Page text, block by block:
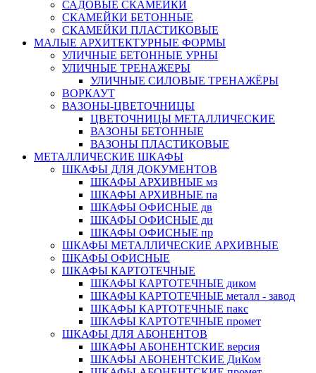
САДОВЫЕ СКАМЕЙКИ
СКАМЕЙКИ БЕТОННЫЕ
СКАМЕЙКИ ПЛАСТИКОВЫЕ
МАЛЫЕ АРХИТЕКТУРНЫЕ ФОРМЫ
УЛИЧНЫЕ БЕТОННЫЕ УРНЫ
УЛИЧНЫЕ ТРЕНАЖЕРЫ
УЛИЧНЫЕ СИЛОВЫЕ ТРЕНАЖЁРЫ
ВОРКАУТ
ВАЗОНЫ-ЦВЕТОЧНИЦЫ
ЦВЕТОЧНИЦЫ МЕТАЛЛИЧЕСКИЕ
ВАЗОНЫ БЕТОННЫЕ
ВАЗОНЫ ПЛАСТИКОВЫЕ
МЕТАЛЛИЧЕСКИЕ ШКАФЫ
ШКАФЫ ДЛЯ ДОКУМЕНТОВ
ШКАФЫ АРХИВНЫЕ мз
ШКАФЫ АРХИВНЫЕ па
ШКАФЫ ОФИСНЫЕ дв
ШКАФЫ ОФИСНЫЕ ди
ШКАФЫ ОФИСНЫЕ пр
ШКАФЫ МЕТАЛЛИЧЕСКИЕ АРХИВНЫЕ
ШКАФЫ ОФИСНЫЕ
ШКАФЫ КАРТОТЕЧНЫЕ
ШКАФЫ КАРТОТЕЧНЫЕ диком
ШКАФЫ КАРТОТЕЧНЫЕ металл - завод
ШКАФЫ КАРТОТЕЧНЫЕ пакс
ШКАФЫ КАРТОТЕЧНЫЕ промет
ШКАФЫ ДЛЯ АБОНЕНТОВ
ШКАФЫ АБОНЕНТСКИЕ версия
ШКАФЫ АБОНЕНТСКИЕ ДиКом